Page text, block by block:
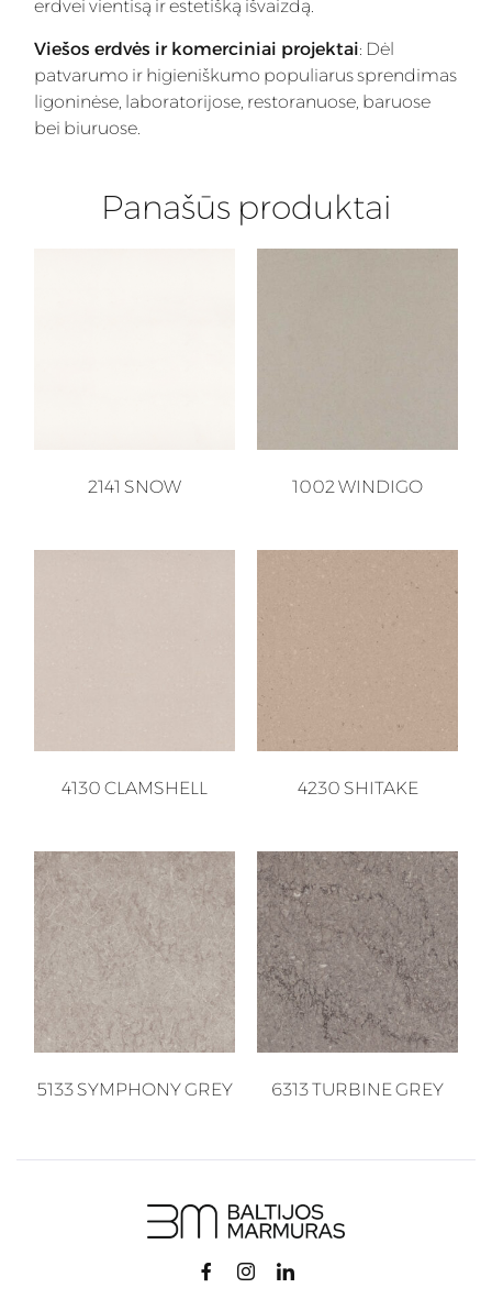
erdvei vientisą ir estetišką išvaizdą.
Viešos erdvės ir komerciniai projektai: Dėl
patvarumo ir higieniškumo populiarus sprendimas
ligoninėse, laboratorijose, restoranuose, baruose
bei biuruose.
Panašūs produktai
2141 SNOW 1002 WINDIGO
4130 CLAMSHELL 4230 SHITAKE
5133 SYMPHONY GREY 6313 TURBINE GREY